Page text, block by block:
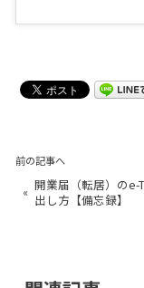
前の記事へ
« 開業届（転居）のe-
出し方【備忘録】